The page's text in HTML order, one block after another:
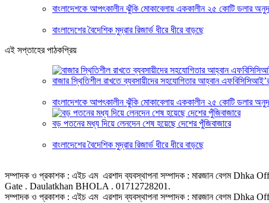
বাংলাদেশকে আপৎকালীন ঝুঁকি মোকাবেলায় এককালীন ২৫ কোটি ডলার
বাংলাদেশের বৈদেশিক মুদ্রার রিজার্ভ ধীরে ধীরে বাড়ছে
এই সপ্তাহের পাঠকপ্রিয়
বাজার স্থিতিশীল রাখতে ব্যবসায়ীদের সহযোগিতার আহ্বান
বাংলাদেশকে আপৎকালীন ঝুঁকি মোকাবেলায় এককালীন ২৫ কোটি ডলার
বড় পতনের মধ্য দিয়ে লেনদেন শেষ হয়েছে দেশের পুঁজিবাজারে
বাংলাদেশের বৈদেশিক মুদ্রার রিজার্ভ ধীরে ধীরে বাড়ছে
সম্পাদক ও প্রকাশক : এইচ এম এরশাদ ব্যবস্থাপনা সম্পাদক : মারজান বেগম
Gate . Daulatkhan BHOLA . 01712728201.
সম্পাদক ও প্রকাশক : এইচ এম এরশাদ ব্যবস্থাপনা সম্পাদক : মারজান বেগম